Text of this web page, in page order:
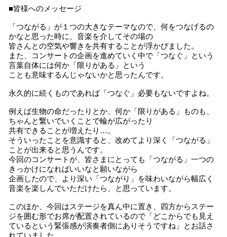
■皆様へのメッセージ
「つながる」が１つの大きなテーマなので、何をつなげるの
かなと思った時に、音楽を介してその場の
皆さんとの空気や響きを共有することが浮かびました。
また、コンサートの企画を進めていく中で「つなぐ」という
言葉自体には何か「限りがある」という
ことも意味するんじゃないかと思ったんです。
永久的に続くものであれば「つなぐ」必要もないですよね。
例えば生物の命だったりとか、何か「限りがある」ものも、
ちゃんと繋いでいくことで輪が広がったり
共有できることが増えたり…。
そういったことを意識すると、改めてより深く「つながる」
ことが出来ると思うんです。
今回のコンサートが、皆さまにとっても「つながる」一つの
きっかけになればいいなと願いながら
企画したので、より深い「つながり」を味わいながら幅広く
音楽を楽しんでいただけたら、と思っています。
このほか、今回はステージを真ん中に置き、四方からステー
ジを囲む形でお席が配置されているので「どこからでも見え
ているという緊張感が演奏者側にありそうですね」とお話さ